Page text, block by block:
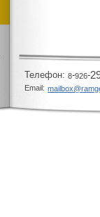
Телeфон: 8-926-
Email: